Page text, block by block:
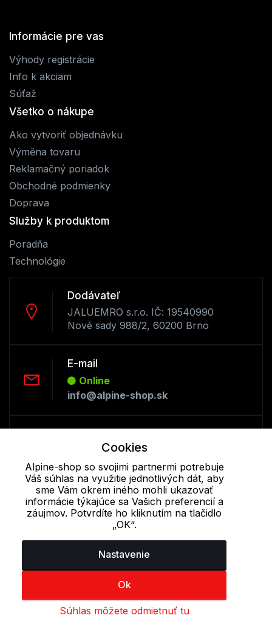
Informácie pre vas
Výhody registrácie
Info k akciam
Súťaž
Všetko o nákupe
Ako vytvoriť objednávku
Výměna tovaru
Reklamačný poriadok
Obchodné podmienky
Doprava
Služby k produktom
Poradňa
Technológie
Dodávateľ
JALUEMRO s.r.o. IČ: 19540990
Nové sady 988/2, 60200 Brno
E-mail
Online
info@alpine-shop.sk
Online
+421 277 270 053
Cookie - podrobné nastavenie| Ďalšie informácie|Spracovanie
osobných údajov
Cookies
Alpine-shop so svojimi partnermi potrebuje
Váš súhlas na využitie jednotlivých dát, aby
sme Vám okrem iného mohli ukazovať
informácie týkajúce sa Vašich preferencií a
záujmov. Potvrdíte ho kliknutím na tlačidlo
„OK“.
Nastavenie
Ok
Súhlas môžete odmietnuť tu